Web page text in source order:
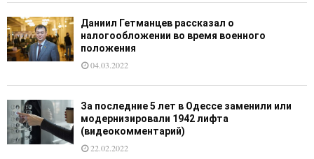
Даниил Гетманцев рассказал о
налогообложении во время военного
положения
04.03.2022
За последние 5 лет в Одессе заменили или
модернизировали 1942 лифта
(видеокомментарий)
22.02.2022